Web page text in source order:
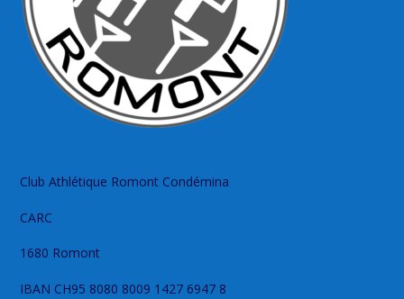
Club Athlétique Romont Condémina
CARC
1680 Romont
IBAN CH95 8080 8009 1427 6947 8